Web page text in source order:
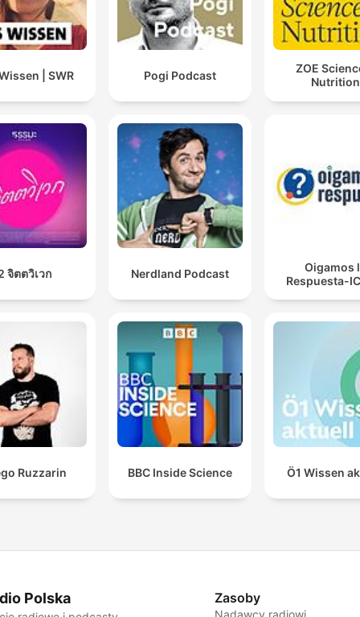
| SWR Pogi Podcast
ZOE
Nutrition
จิตตวิเวก Nerdland Podcast
Oigamos
Respuesta-
Ruzzarin BBC Inside Science Ö1 Wissen
Polska Zasoby
Nadawcy radiowi